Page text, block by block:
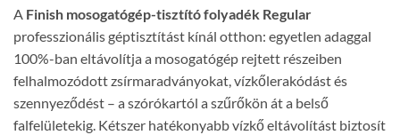
A Finish mosogatógép-tisztító folyadék Regular
professzionális géptisztítást kínál otthon: egyetlen adaggal
100%-ban eltávolítja a mosogatógép rejtett részeiben
felhalmozódott zsírmaradványokat, vízkőlerakódást és
szennyeződést – a szórókartól a szűrőkön át a belső
falfelületekig. Kétszer hatékonyabb vízkő eltávolítást biztosít